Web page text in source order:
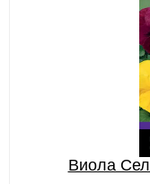
Виола